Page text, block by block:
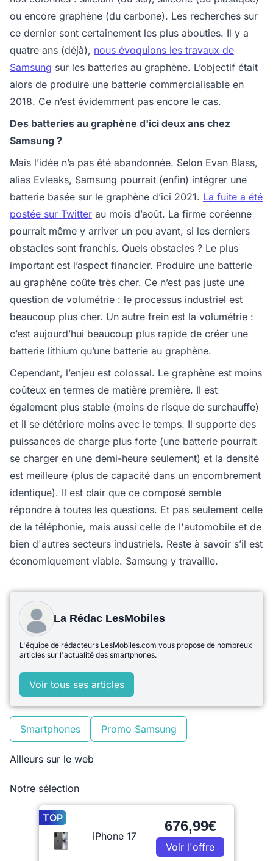
ou encore graphène (du carbone). Les recherches sur
ce dernier sont certainement les plus abouties. Il y a
quatre ans (déjà), nous évoquions les travaux de
Samsung sur les batteries au graphène. L’objectif était
alors de produire une batterie commercialisable en
2018. Ce n’est évidemment pas encore le cas.
Des batteries au graphène d'ici deux ans chez
Samsung ?
Mais l’idée n’a pas été abandonnée. Selon Evan Blass,
alias Evleaks, Samsung pourrait (enfin) intégrer une
batterie basée sur le graphène d’ici 2021. La fuite a été
postée sur Twitter au mois d’août. La firme coréenne
pourrait même y arriver un peu avant, si les derniers
obstacles sont franchis. Quels obstacles ? Le plus
important est l’aspect financier. Produire une batterie
au graphène coûte très cher. Ce n’est pas juste une
question de volumétrie : le processus industriel est
beaucoup plus cher. Un autre frein est la volumétrie :
c’est aujourd’hui beaucoup plus rapide de créer une
batterie lithium qu’une batterie au graphène.
Cependant, l’enjeu est colossal. Le graphène est moins
coûteux en termes de matière première. Il est
également plus stable (moins de risque de surchauffe)
et il se détériore moins avec le temps. Il supporte des
puissances de charge plus forte (une batterie pourrait
se charger en une demi-heure seulement) et la densité
est meilleure (plus de capacité dans un encombrement
identique). Il est clair que ce composé semble
répondre à toutes les questions. Et pas seulement celle
de la téléphonie, mais aussi celle de l'automobile et de
bien d'autres secteurs industriels. Reste à savoir s’il est
économiquement viable. Samsung y travaille.
La Rédac LesMobiles
L'équipe de rédacteurs LesMobiles.com vous propose de nombreux
articles sur l'actualité des smartphones.
Voir tous ses articles
Smartphones Promo Samsung
Ailleurs sur le web
Notre sélection
TOP
iPhone 17
676,99€
Voir l'offre